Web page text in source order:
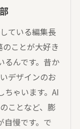
ている編集長
ことが大好き
るんです。昔か
デザインのお
ちゃいます。AI
ことなど、膨
自慢です。で